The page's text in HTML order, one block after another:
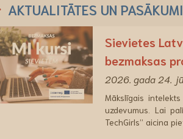
AKTUALITĀTES UN PASĀKUMI
Sievietes
bezmaksas
2026. gada 24.
Mākslīgais
uzdevumus. Lai
TechGirls” aicina